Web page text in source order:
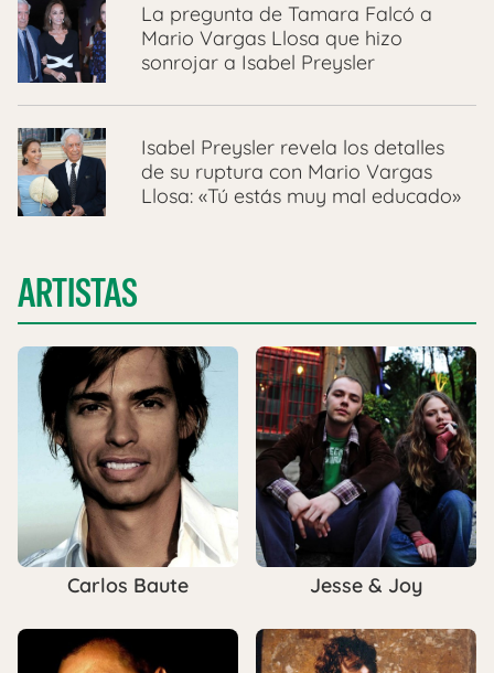
La pregunta de Tamara Falcó a
Mario Vargas Llosa que hizo
sonrojar a Isabel Preysler
Isabel Preysler revela los detalles
de su ruptura con Mario Vargas
Llosa: «Tú estás muy mal educado»
ARTISTAS
Carlos Baute Jesse & Joy